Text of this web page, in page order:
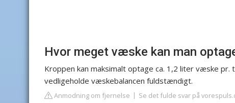
Hvor meget væske kan man
Kroppen kan maksimalt optage ca. 1,2 liter væske
vedligeholde væskebalancen fuldstændigt.
Anmodning om fjernelse Se det fulde svar på